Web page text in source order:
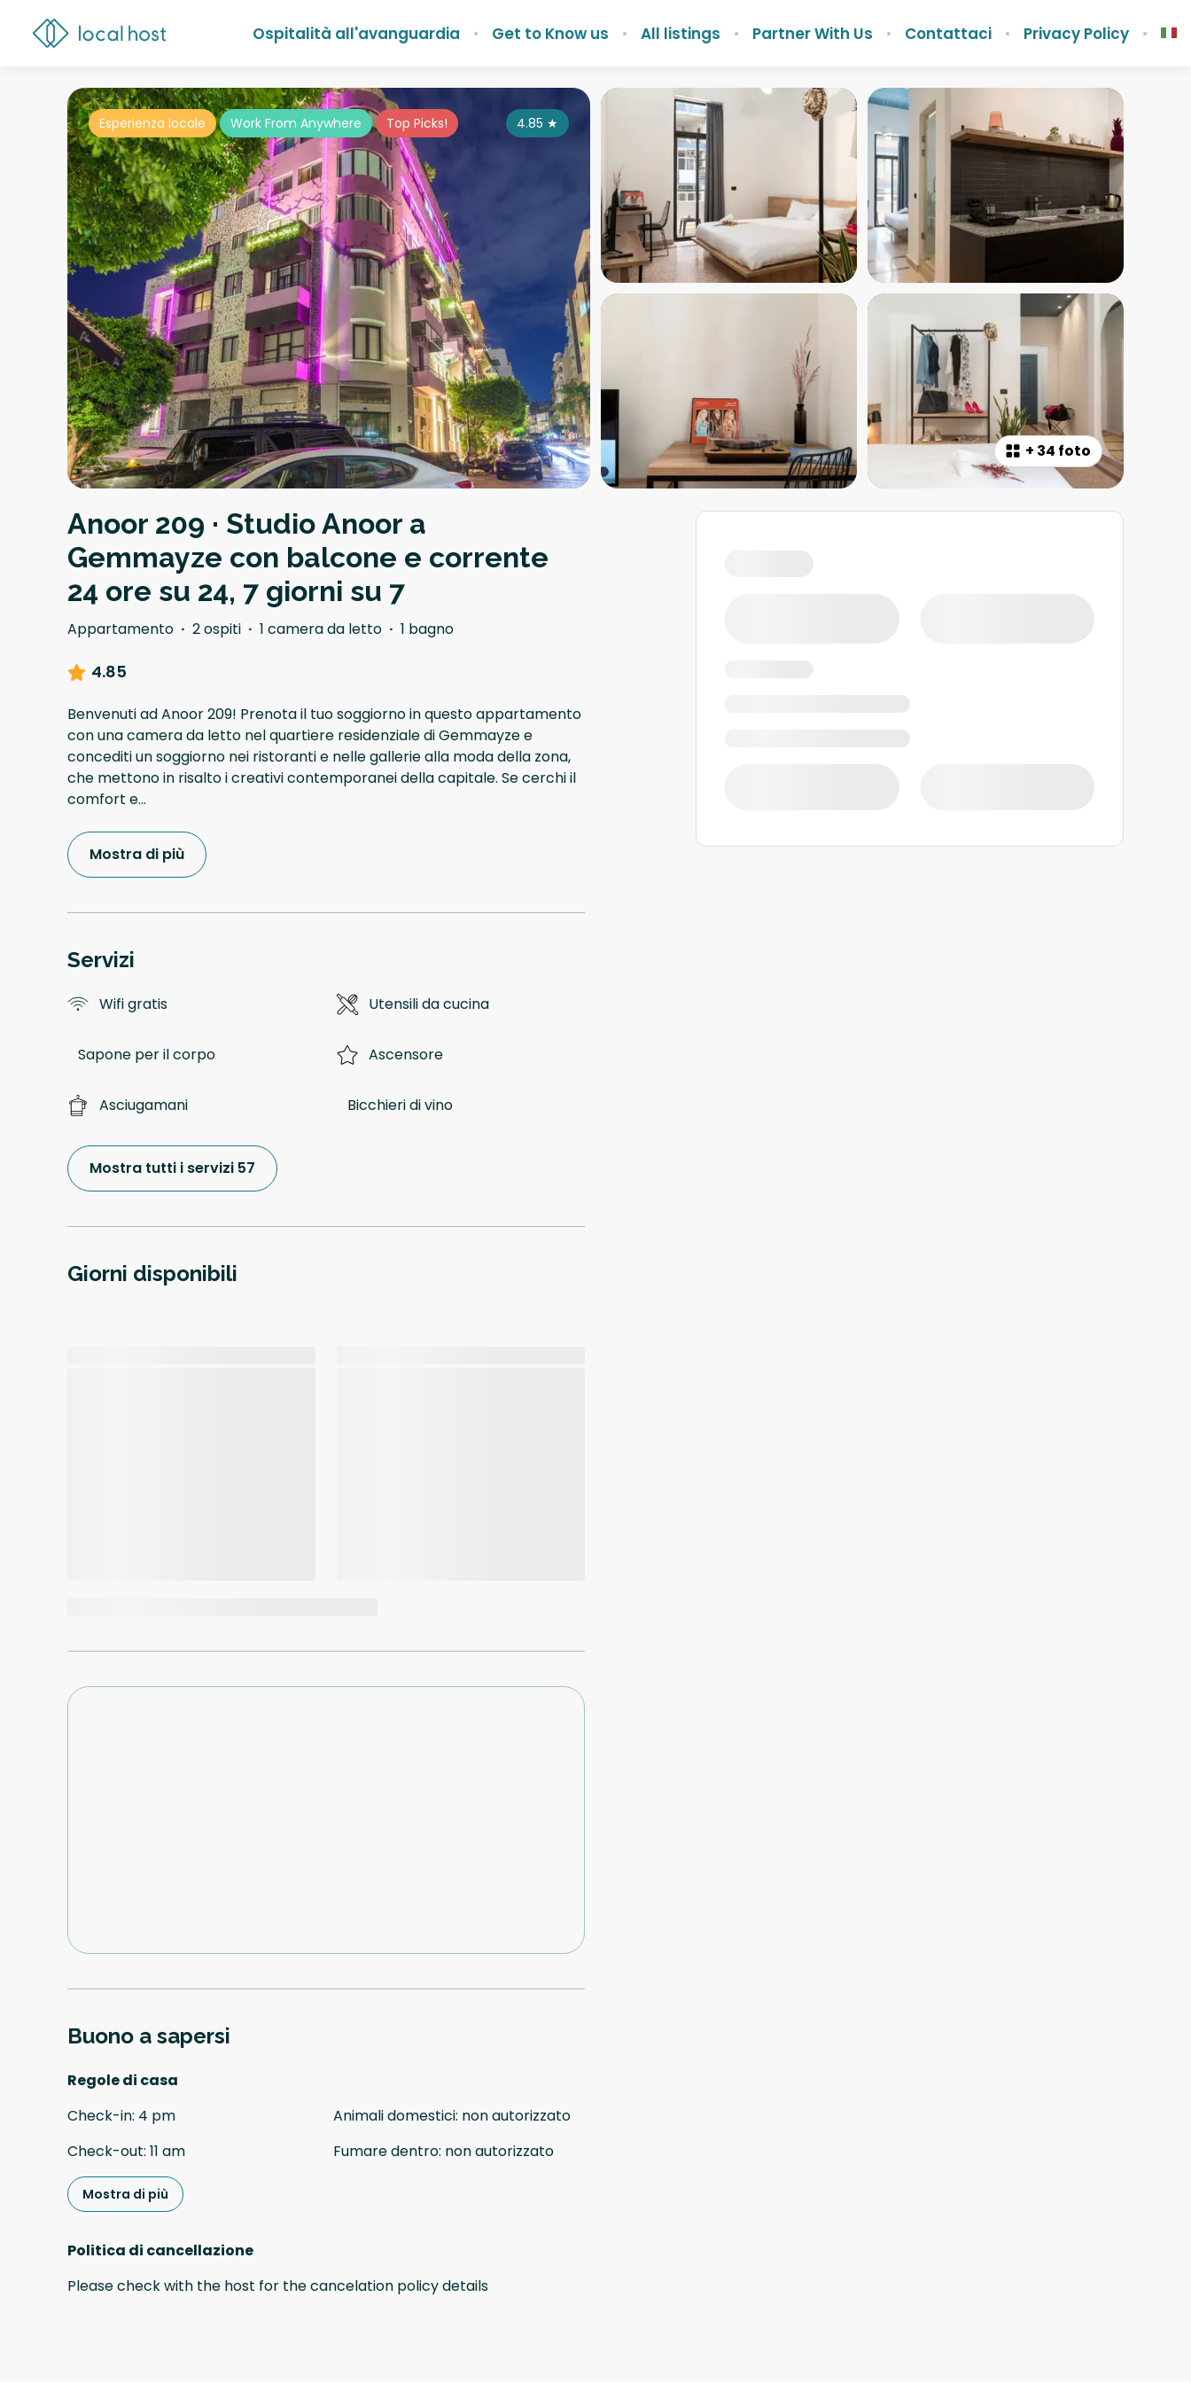
Ospitalità all'avanguardia Get to Know us All listings Partner With Us Contattaci Privacy Policy
+ 34 foto
4.85 ★
Esperienza locale Work From Anywhere Top Picks!
Anoor 209 · Studio Anoor a
Gemmayze con balcone e corrente
24 ore su 24, 7 giorni su 7
Appartamento · 2 ospiti · 1 camera da letto · 1 bagno
4.85
Benvenuti ad Anoor 209! Prenota il tuo soggiorno in questo appartamento
con una camera da letto nel quartiere residenziale di Gemmayze e
concediti un soggiorno nei ristoranti e nelle gallerie alla moda della zona,
che mettono in risalto i creativi contemporanei della capitale. Se cerchi il
comfort e...
Mostra di più
Servizi
Wifi gratis Utensili da cucina
Sapone per il corpo Ascensore
Asciugamani Bicchieri di vino
Mostra tutti i servizi 57
Giorni disponibili
Buono a sapersi
Regole di casa
Check-in: 4 pm
Check-out: 11 am
Animali domestici: non autorizzato
Fumare dentro: non autorizzato
Mostra di più
Politica di cancellazione
Please check with the host for the cancelation policy details